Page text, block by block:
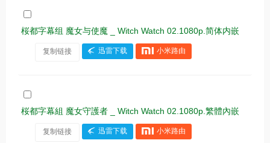
桜都字幕组 魔女与使魔 _ Witch Watch 02.1080p.简体内嵌
复制链接 迅雷下载 小米路由
桜都字幕組 魔女守護者 _ Witch Watch 02.1080p.繁體內嵌
复制链接 迅雷下载 小米路由